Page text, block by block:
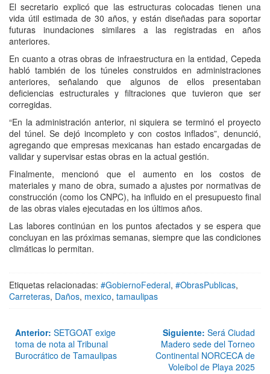
El secretario explicó que las estructuras colocadas tienen una
vida útil estimada de 30 años, y están diseñadas para soportar
futuras inundaciones similares a las registradas en años
anteriores.
En cuanto a otras obras de infraestructura en la entidad, Cepeda
habló también de los túneles construidos en administraciones
anteriores, señalando que algunos de ellos presentaban
deficiencias estructurales y filtraciones que tuvieron que ser
corregidas.
“En la administración anterior, ni siquiera se terminó el proyecto
del túnel. Se dejó incompleto y con costos inflados”, denunció,
agregando que empresas mexicanas han estado encargadas de
validar y supervisar estas obras en la actual gestión.
Finalmente, mencionó que el aumento en los costos de
materiales y mano de obra, sumado a ajustes por normativas de
construcción (como los CNPC), ha influido en el presupuesto final
de las obras viales ejecutadas en los últimos años.
Las labores continúan en los puntos afectados y se espera que
concluyan en las próximas semanas, siempre que las condiciones
climáticas lo permitan.
Etiquetas relacionadas: #GobiernoFederal, #ObrasPublicas,
Carreteras, Daños, mexico, tamaulipas
Anterior: SETGOAT exige
toma de nota al Tribunal
Burocrático de Tamaulipas
Siguiente: Será Ciudad
Madero sede del Torneo
Continental NORCECA de
Voleibol de Playa 2025